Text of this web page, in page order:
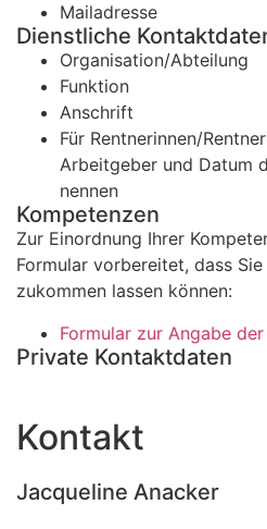
Mailadresse
Dienstliche
Organisation/Abteilung
Funktion
Anschrift
Für Rentnerinnen/
Arbeitgeber und Datum
nennen
Kompetenzen
Zur Einordnung Ihrer
Formular vorbereitet, dass
zukommen lassen können:
Formular zur Angabe
Private Kontaktdaten
Kontakt
Jacqueline Anacker